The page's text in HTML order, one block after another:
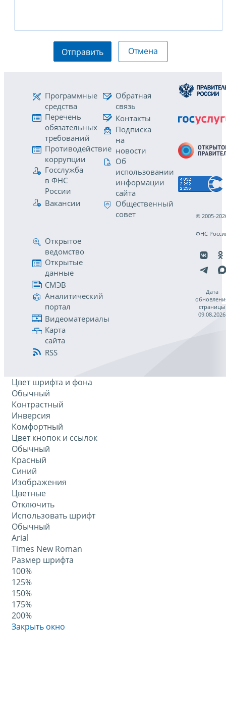
Отправить Отмена
Программные
средства
Перечень
обязательных
требований
Противодействие
коррупции
Госслужба
в ФНС
России
Вакансии
Обратная
связь
Контакты
Подписка
на
новости
Об
использовании
информации
сайта
Общественный
совет
Открытое
ведомство
Открытые
данные
СМЭВ
Аналитический
портал
Видеоматериалы
Карта
сайта
RSS
© 2005-
ФНС
Дата
страницы
09.08.2026
Цвет шрифта и фона
Обычный
Контрастный
Инверсия
Комфортный
Цвет кнопок и ссылок
Обычный
Красный
Синий
Изображения
Цветные
Отключить
Использовать шрифт
Обычный
Arial
Times New Roman
Размер шрифта
100%
125%
150%
175%
200%
Закрыть окно